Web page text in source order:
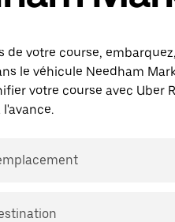
de votre course,
le véhicule Needham
votre course avec Uber